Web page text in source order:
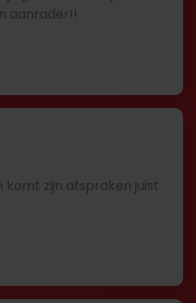
aanrader!!
zijn afspraken juist